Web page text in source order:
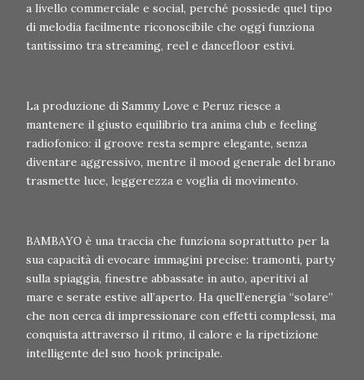
a livello commerciale e social, perché possiede quel tipo
di melodia facilmente riconoscibile che oggi funziona
tantissimo tra streaming, reel e dancefloor estivi.
La produzione di Sammy Love e Peruz riesce a
mantenere il giusto equilibrio tra anima club e feeling
radiofonico: il groove resta sempre elegante, senza
diventare aggressivo, mentre il mood generale del brano
trasmette luce, leggerezza e voglia di movimento.
BAMBAYO è una traccia che funziona soprattutto per la
sua capacità di evocare immagini precise: tramonti, party
sulla spiaggia, finestre abbassate in auto, aperitivi al
mare e serate estive all’aperto. Ha quell’energia “solare”
che non cerca di impressionare con effetti complessi, ma
conquista attraverso il ritmo, il calore e la ripetizione
intelligente del suo hook principale.